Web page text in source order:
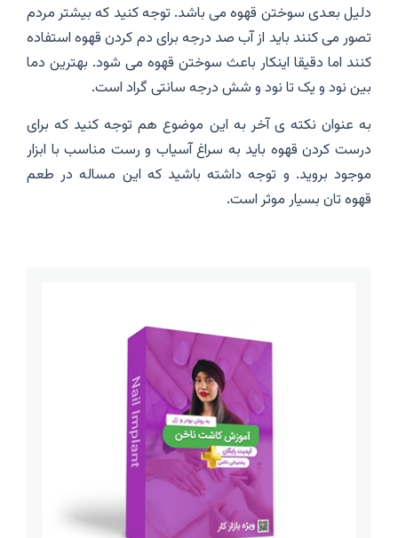
دلیل بعدی سوختن قهوه می باشد. توجه کنید که بیشتر مردم
تصور می کنند باید از آب صد درجه برای دم کردن قهوه استفاده
کنند اما دقیقا اینکار باعث سوختن قهوه می شود. بهترین دما
بین نود و یک تا نود و شش درجه سانتی گراد است.
به عنوان نکته ی آخر به این موضوع هم توجه کنید که برای
درست کردن قهوه باید به سراغ آسیاب و رست مناسب با ابزار
موجود بروید. و توجه داشته باشید که این مساله در طعم
قهوه تان بسیار موثر است.